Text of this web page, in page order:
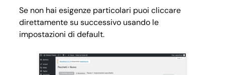
Se non hai esigenze particolari puoi cliccare
direttamente su successivo usando le
impostazioni di default.